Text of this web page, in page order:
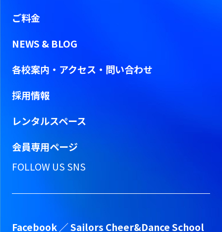
ご料金
NEWS & BLOG
各校案内・アクセス・問い合わせ
採用情報
レンタルスペース
会員専用ページ
FOLLOW US SNS
Facebook ／Sailors Cheer&Dance School